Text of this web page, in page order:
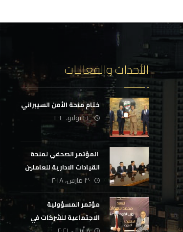
الأحداث والفعاليات
ختام منحة الأمن السيبراني
٢٢ يوليو، ٢٠٢٠
‏ المؤتمر الصحفي لمنحة
القيادات الادارية للعاملين
في الجهاز الاداري بالدولة
٣٠ مارس، ٢٠١٨
مؤتمر المسؤولية
الاجتماعية للشركات في